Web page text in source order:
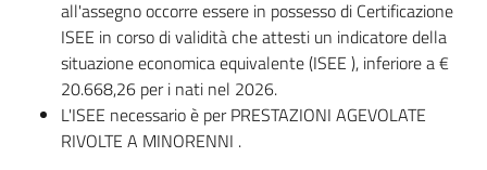
all'assegno occorre essere in possesso di Certificazione
ISEE in corso di validità che attesti un indicatore della
situazione economica equivalente (ISEE ), inferiore a €
20.668,26 per i nati nel 2026.
L'ISEE necessario è per PRESTAZIONI AGEVOLATE
RIVOLTE A MINORENNI .